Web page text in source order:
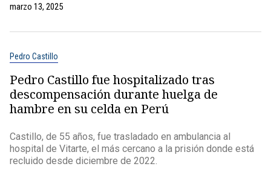
marzo 13, 2025
Pedro Castillo
Pedro Castillo fue hospitalizado tras
descompensación durante huelga de
hambre en su celda en Perú
Castillo, de 55 años, fue trasladado en ambulancia al
hospital de Vitarte, el más cercano a la prisión donde está
recluido desde diciembre de 2022.